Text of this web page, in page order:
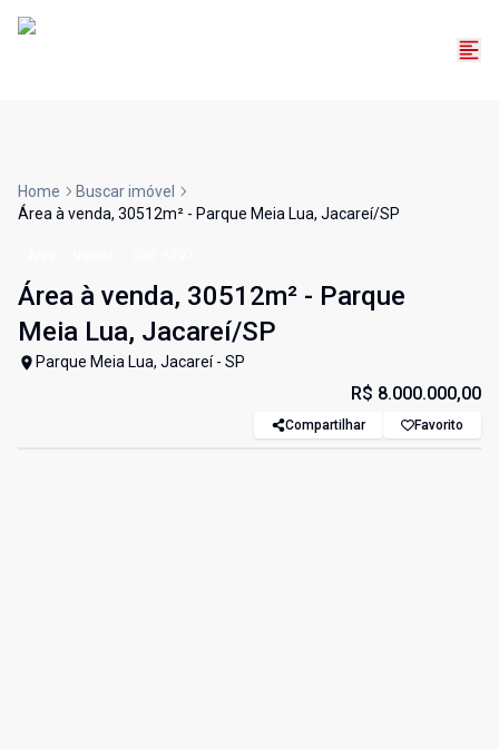
Home
Buscar imóvel
Área à venda, 30512m² - Parque Meia Lua, Jacareí/SP
Área à venda, 30512m² - Parque
Meia Lua, Jacareí/SP
Parque Meia Lua, Jacareí - SP
R$ 8.000.000,00
Compartilhar Favorito